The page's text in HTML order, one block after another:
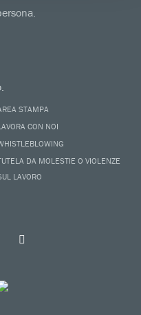
STAMPA
CON NOI
DA MOLESTIE O VIOLENZE
LAVORO